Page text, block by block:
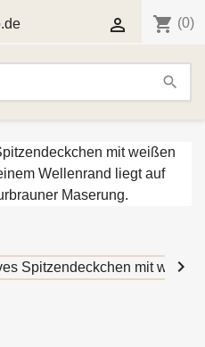
shopping_cart (0)

search
